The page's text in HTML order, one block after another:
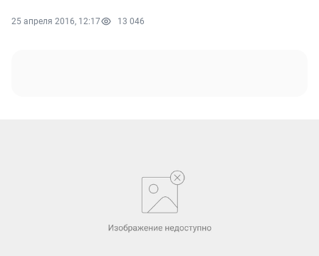
25 апреля 2016, 12:17 13 046